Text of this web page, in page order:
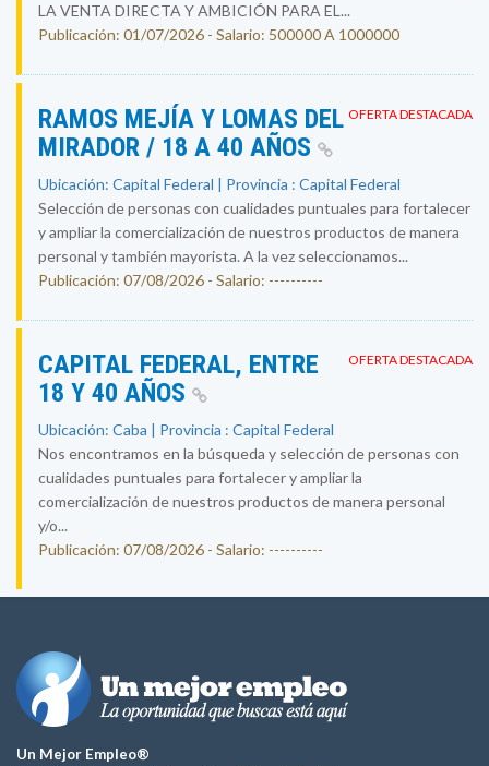
LA VENTA DIRECTA Y AMBICIÓN PARA EL...
Publicación: 01/07/2026 - Salario: 500000 A 1000000
OFERTA DESTACADA
RAMOS MEJÍA Y LOMAS DEL
MIRADOR / 18 A 40 AÑOS
Ubicación: Capital Federal | Provincia : Capital Federal
Selección de personas con cualidades puntuales para fortalecer
y ampliar la comercialización de nuestros productos de manera
personal y también mayorista. A la vez seleccionamos...
Publicación: 07/08/2026 - Salario: ----------
OFERTA DESTACADA
CAPITAL FEDERAL, ENTRE
18 Y 40 AÑOS
Ubicación: Caba | Provincia : Capital Federal
Nos encontramos en la búsqueda y selección de personas con
cualidades puntuales para fortalecer y ampliar la
comercialización de nuestros productos de manera personal
y/o...
Publicación: 07/08/2026 - Salario: ----------
Un Mejor Empleo®